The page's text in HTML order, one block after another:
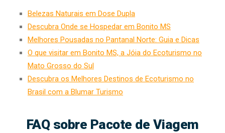
Belezas Naturais em Dose Dupla
Descubra Onde se Hospedar em Bonito MS
Melhores Pousadas no Pantanal Norte: Guia e Dicas
O que visitar em Bonito MS, a Jóia do Ecoturismo no
Mato Grosso do Sul
Descubra os Melhores Destinos de Ecoturismo no
Brasil com a Blumar Turismo
FAQ sobre Pacote de Viagem